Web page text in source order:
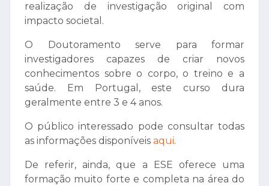
realização de investigação original com
impacto societal.
O Doutoramento serve para formar
investigadores capazes de criar novos
conhecimentos sobre o corpo, o treino e a
saúde. Em Portugal, este curso dura
geralmente entre 3 e 4 anos.
O público interessado pode consultar todas
as informações disponíveis aqui.
De referir, ainda, que a ESE oferece uma
formação muito forte e completa na área do